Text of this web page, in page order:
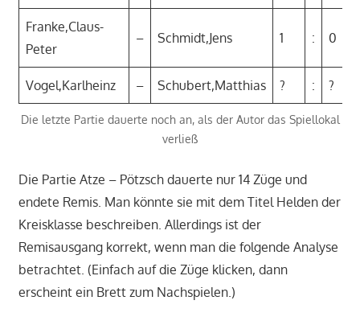
Franke,Claus-
Peter
– Schmidt,Jens 1 : 0
Vogel,Karlheinz – Schubert,Matthias ? : ?
Die letzte Partie dauerte noch an, als der Autor das Spiellokal
verließ
Die Partie Atze – Pötzsch dauerte nur 14 Züge und
endete Remis. Man könnte sie mit dem Titel Helden der
Kreisklasse beschreiben. Allerdings ist der
Remisausgang korrekt, wenn man die folgende Analyse
betrachtet. (Einfach auf die Züge klicken, dann
erscheint ein Brett zum Nachspielen.)